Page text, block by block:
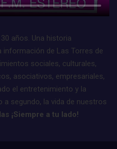
años. Una historia
información de Las Torres de
sociales, culturales,
asociativos, empresariales,
el entretenimiento y la
a segundo, la vida de nuestros
¡Siempre a tu lado!